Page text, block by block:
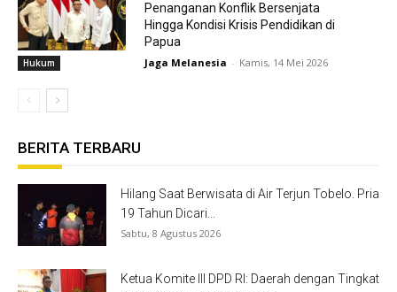
Hukum
Penanganan Konflik Bersenjata
Hingga Kondisi Krisis Pendidikan di
Papua
Jaga Melanesia - Kamis, 14 Mei 2026
BERITA TERBARU
Hilang Saat Berwisata di Air Terjun Tobelo. Pria
19 Tahun Dicari...
Sabtu, 8 Agustus 2026
Ketua Komite III DPD RI: Daerah dengan Tingkat